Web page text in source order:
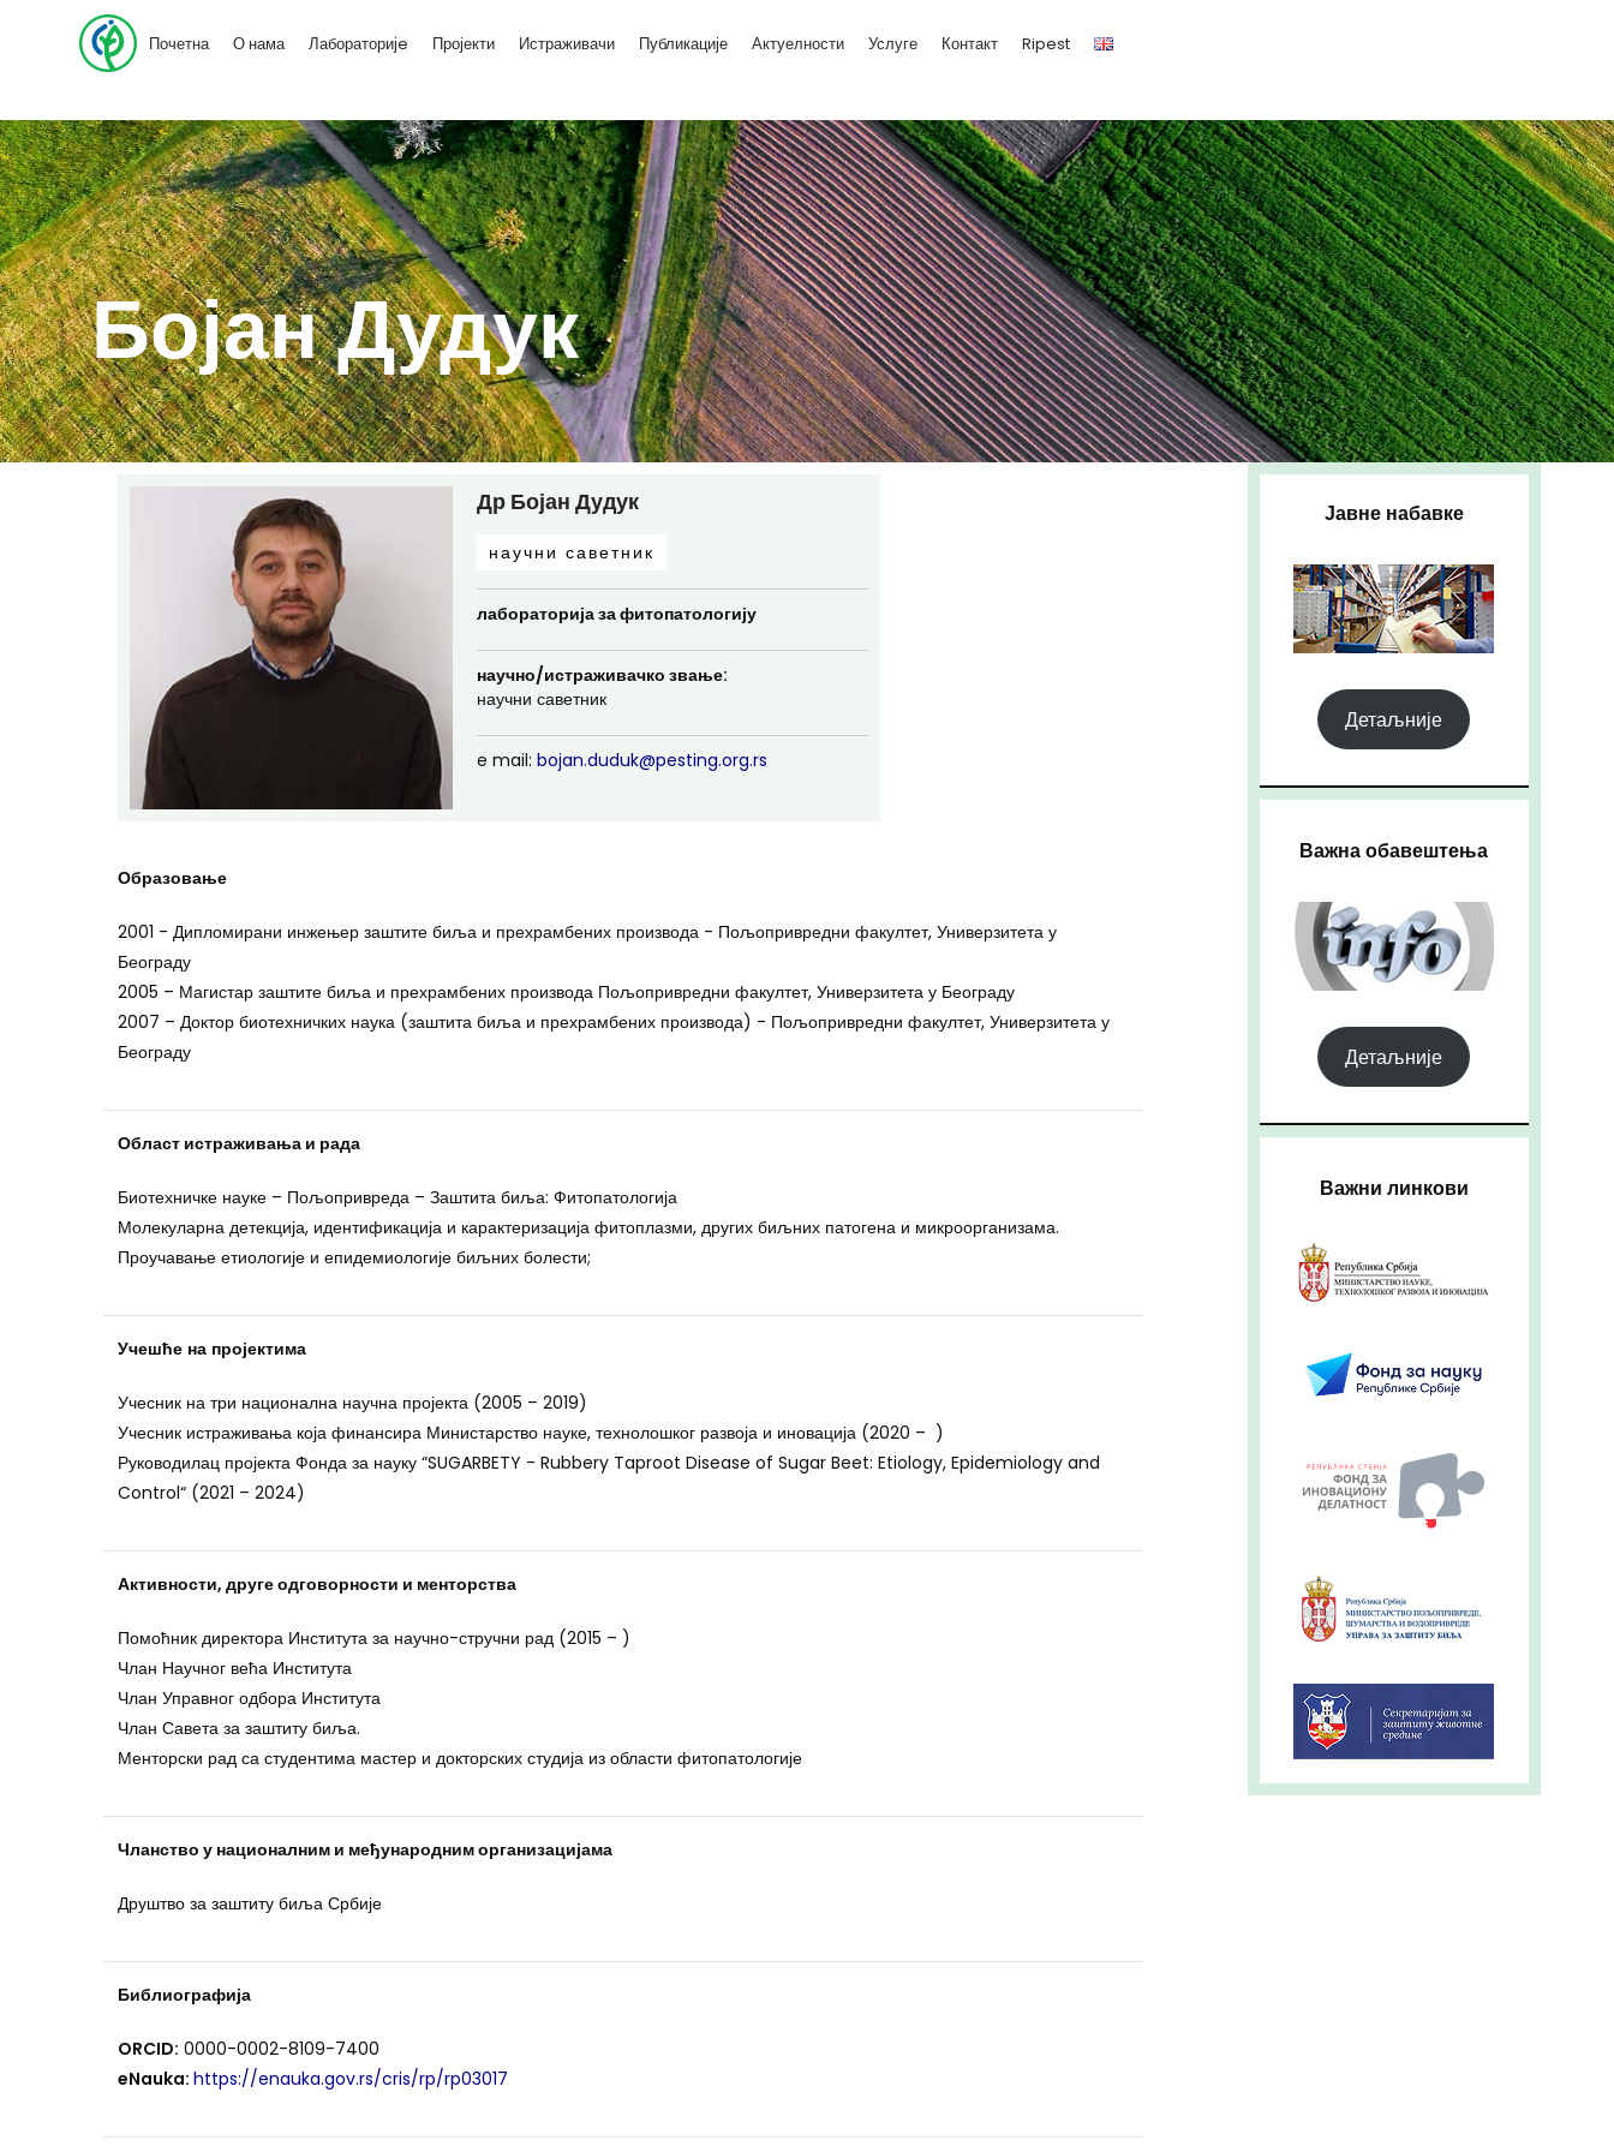
Почетна О нама Лабораторијe Пројекти Истраживачи Публикације Актуелности Услуге Контакт Ripest
Бојан Дудук
Др Бојан Дудук
научни саветник
лабораторија за фитопатологију
научно/истраживачко звање:
научни саветник
e mail: bojan.duduk@pesting.org.rs
Образовање
2001 - Дипломирани инжењер заштите биља и прехрамбених производа - Пољопривредни факултет, Универзитета у
Београду
2005 – Магистар заштите биља и прехрамбених производа Пољопривредни факултет, Универзитета у Београду
2007 – Доктор биотехничких наука (заштита биља и прехрамбених производа) - Пољопривредни факултет, Универзитета у
Београду
Област истраживања и рада
Биотехничке науке – Пољопривреда – Заштита биља: Фитопатологија
Молекуларна детекција, идентификација и карактеризација фитоплазми, других биљних патогена и микроорганизама.
Проучавање етиологије и епидемиологије биљних болести;
Учешће на пројектима
Учесник на три национална научна пројекта (2005 – 2019)
Учесник истраживања која финансира Министарство науке, технолошког развоја и иновација (2020 – )
Руководилац пројекта Фонда за науку “SUGARBETY - Rubbery Taproot Disease of Sugar Beet: Etiology, Epidemiology and
Control“ (2021 – 2024)
Активности, друге одговорности и менторства
Помоћник директора Института за научно-стручни рад (2015 – )
Члан Научног већа Института
Члан Управног одбора Института
Члан Савета за заштиту биља.
Менторски рад са студентима мастер и докторских студија из области фитопатологије
Чланство у националним и међународним организацијама
Друштво за заштиту биља Србије
Библиографија
ORCID: 0000-0002-8109-7400
eNauka: https://enauka.gov.rs/cris/rp/rp03017
Јавне набавке
Детаљније
Важна обавештења
Детаљније
Важни линкови